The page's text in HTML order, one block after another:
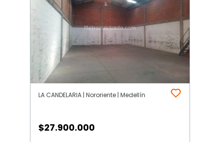
LA CANDELARIA | Nororiente | Medellín
$27.900.000